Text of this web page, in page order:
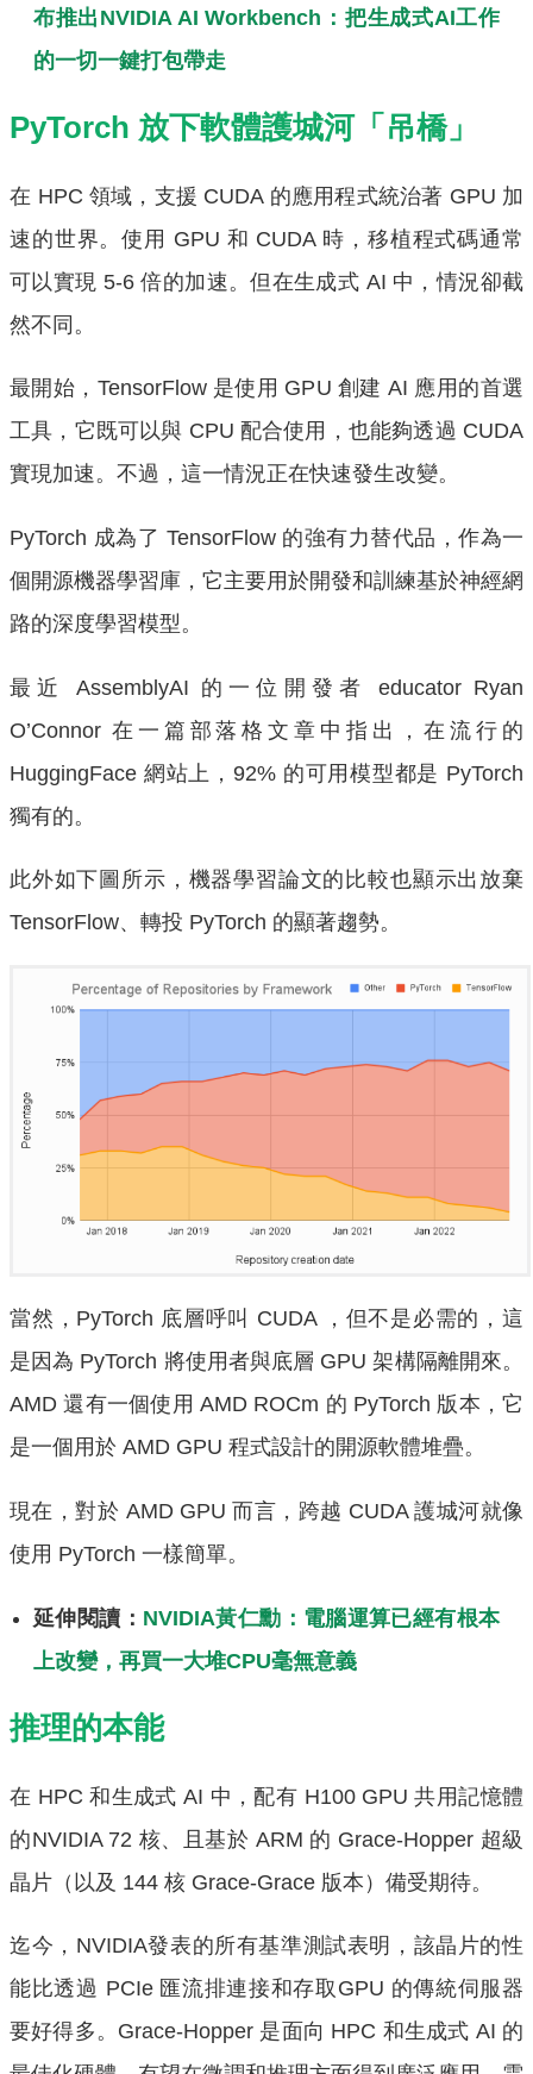
布推出NVIDIA AI Workbench：把生成式AI工作
的一切一鍵打包帶走
PyTorch 放下軟體護城河「吊橋」
在 HPC 領域，支援 CUDA 的應用程式統治著 GPU 加
速的世界。使用 GPU 和 CUDA 時，移植程式碼通常
可以實現 5-6 倍的加速。但在生成式 AI 中，情況卻截
然不同。
最開始，TensorFlow 是使用 GPU 創建 AI 應用的首選
工具，它既可以與 CPU 配合使用，也能夠透過 CUDA
實現加速。不過，這一情況正在快速發生改變。
PyTorch 成為了 TensorFlow 的強有力替代品，作為一
個開源機器學習庫，它主要用於開發和訓練基於神經網
路的深度學習模型。
最近 AssemblyAI 的一位開發者 educator Ryan
O’Connor 在一篇部落格文章中指出，在流行的
HuggingFace 網站上，92% 的可用模型都是 PyTorch
獨有的。
此外如下圖所示，機器學習論文的比較也顯示出放棄
TensorFlow、轉投 PyTorch 的顯著趨勢。
當然，PyTorch 底層呼叫 CUDA ，但不是必需的，這
是因為 PyTorch 將使用者與底層 GPU 架構隔離開來。
AMD 還有一個使用 AMD ROCm 的 PyTorch 版本，它
是一個用於 AMD GPU 程式設計的開源軟體堆疊。
現在，對於 AMD GPU 而言，跨越 CUDA 護城河就像
使用 PyTorch 一樣簡單。
延伸閱讀： NVIDIA黃仁勳：電腦運算已經有根本
上改變，再買一大堆CPU毫無意義
推理的本能
在 HPC 和生成式 AI 中，配有 H100 GPU 共用記憶體
的NVIDIA 72 核、且基於 ARM 的 Grace-Hopper 超級
晶片（以及 144 核 Grace-Grace 版本）備受期待。
迄今，NVIDIA發表的所有基準測試表明，該晶片的性
能比透過 PCIe 匯流排連接和存取GPU 的傳統伺服器
要好得多。Grace-Hopper 是面向 HPC 和生成式 AI 的